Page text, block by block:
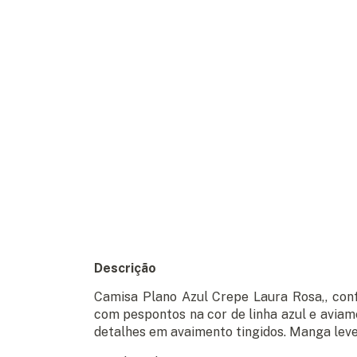
Descrição
Camisa Plano Azul Crepe Laura Rosa,,
com pespontos na cor de linha azul e
detalhes em avaimento tingidos. Manga